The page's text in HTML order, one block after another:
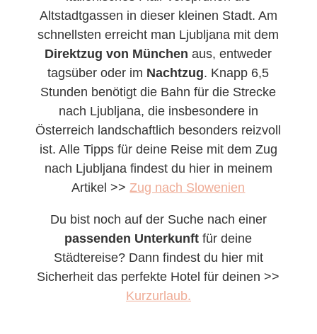
Altstadtgassen in dieser kleinen Stadt. Am
schnellsten erreicht man Ljubljana mit dem
Direktzug von München aus, entweder
tagsüber oder im Nachtzug. Knapp 6,5
Stunden benötigt die Bahn für die Strecke
nach Ljubljana, die insbesondere in
Österreich landschaftlich besonders reizvoll
ist. Alle Tipps für deine Reise mit dem Zug
nach Ljubljana findest du hier in meinem
Artikel >>Zug nach Slowenien
Du bist noch auf der Suche nach einer
passenden Unterkunft für deine
Städtereise? Dann findest du hier mit
Sicherheit das perfekte Hotel für deinen >>
Kurzurlaub.